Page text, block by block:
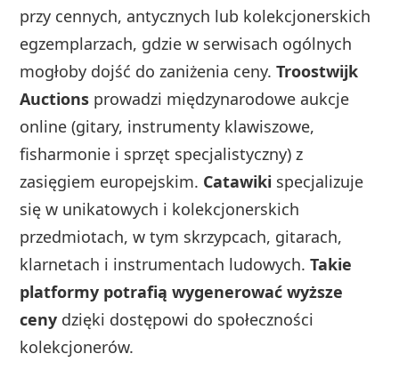
przy cennych, antycznych lub kolekcjonerskich
egzemplarzach, gdzie w serwisach ogólnych
mogłoby dojść do zaniżenia ceny.Troostwijk
Auctions prowadzi międzynarodowe aukcje
online (gitary, instrumenty klawiszowe,
fisharmonie i sprzęt specjalistyczny) z
zasięgiem europejskim. Catawiki specjalizuje
się w unikatowych i kolekcjonerskich
przedmiotach, w tym skrzypcach, gitarach,
klarnetach i instrumentach ludowych.Takie
platformy potrafią wygenerować wyższe
ceny dzięki dostępowi do społeczności
kolekcjonerów.